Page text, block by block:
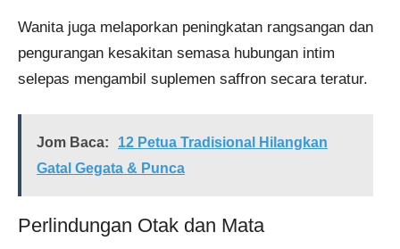
Wanita juga melaporkan peningkatan rangsangan dan
pengurangan kesakitan semasa hubungan intim
selepas mengambil suplemen saffron secara teratur.
Jom Baca:
12 Petua Tradisional Hilangkan
Gatal Gegata & Punca
Perlindungan Otak dan Mata